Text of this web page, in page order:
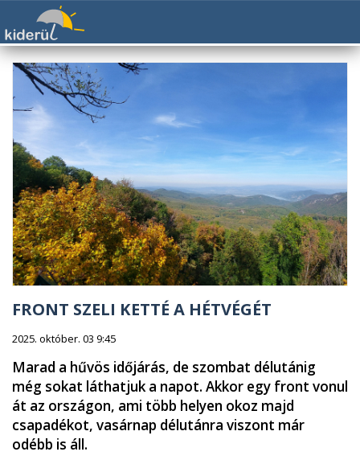
FRONT SZELI KETTÉ A HÉTVÉGÉT
2025. október. 03 9:45
Marad a hűvös időjárás, de szombat délutánig
még sokat láthatjuk a napot. Akkor egy front vonul
át az országon, ami több helyen okoz majd
csapadékot, vasárnap délutánra viszont már
odébb is áll.